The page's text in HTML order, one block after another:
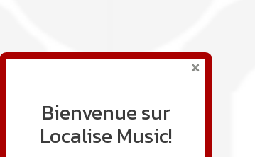
Bienvenue sur
Localise Music!